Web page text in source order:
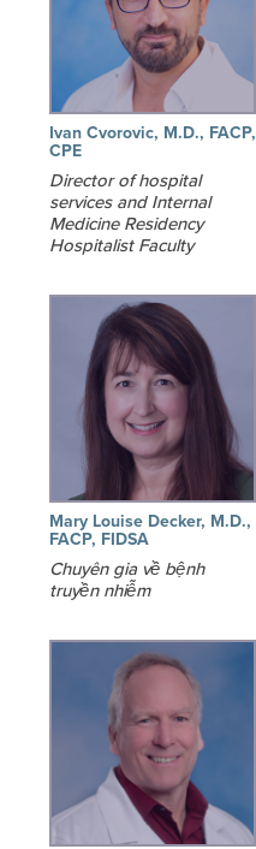
Ivan Cvorovic, M.D., FACP,
CPE
Director of hospital
services and Internal
Medicine Residency
Hospitalist Faculty
Mary Louise Decker, M.D.,
FACP, FIDSA
Chuyên gia về bệnh
truyền nhiễm